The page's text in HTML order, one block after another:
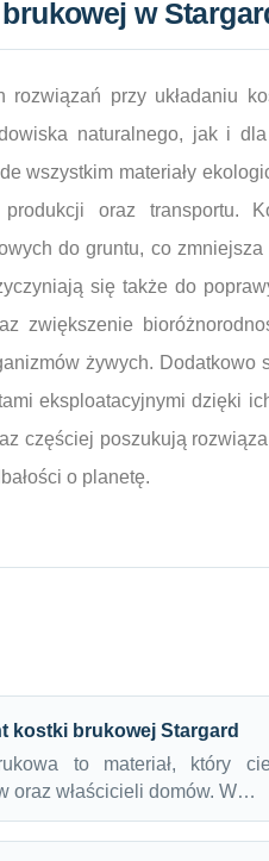
w
rozwiązań przy układaniu
naturalnego, jak i
wszystkim materiały
oraz transportu.
do gruntu, co
się także do
zwiększenie
żywych. Dodatkowo
eksploatacyjnymi dzięki
częściej poszukują
o planetę.
kostki brukowej Stargard
to materiał, który
oraz właścicieli domów. W…